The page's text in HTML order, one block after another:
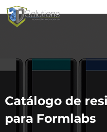
Catálogo de
para Formlabs